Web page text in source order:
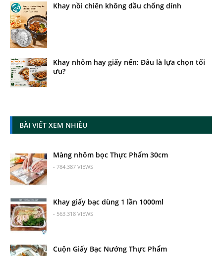
Khay nồi chiên không dầu chống dính
Khay nhôm hay giấy nến: Đâu là lựa chọn tối
ưu?
BÀI VIẾT XEM NHIỀU
Màng nhôm bọc Thực Phẩm 30cm
- 784.387 VIEWS
Khay giấy bạc dùng 1 lần 1000ml
- 563.318 VIEWS
Cuộn Giấy Bạc Nướng Thực Phẩm